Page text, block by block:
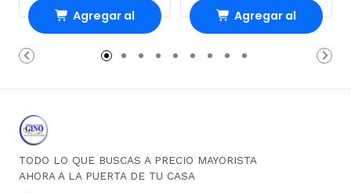
Agregar al
Carro
Agregar al
Carro
TODO LO QUE BUSCAS A PRECIO MAYORISTA
AHORA A LA PUERTA DE TU CASA